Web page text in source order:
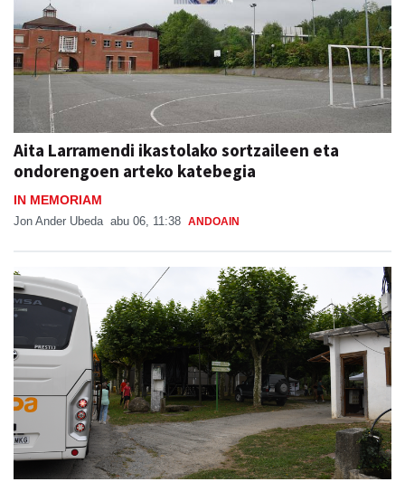
Aita Larramendi ikastolako sortzaileen eta
ondorengoen arteko katebegia
IN MEMORIAM
Jon Ander Ubeda abu 06, 11:38 ANDOAIN